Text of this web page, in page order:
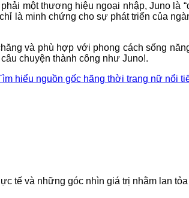
phải một thương hiệu ngoại nhập, Juno là
là minh chứng cho sự phát triển của
và phù hợp với phong cách sống
chuyện thành công như Juno!.
hiểu nguồn gốc hãng thời trang nữ nổi
tế và những góc nhìn giá trị nhằm lan